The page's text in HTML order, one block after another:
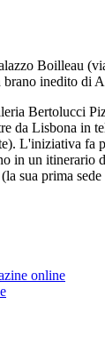
Boilleau
brano inedito
Bertolucci
Lisbona in
L'iniziativa
in un
sua prima
online